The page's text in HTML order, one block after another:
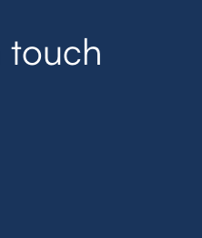
touch